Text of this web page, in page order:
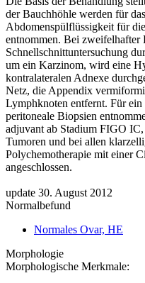
der Bauchhöhle werden für
Abdomenspülflüssigkeit für
entnommen. Bei zweifelhafter
Schnellschnittuntersuchung
um ein Karzinom, wird eine
kontralateralen Adnexe
Netz, die Appendix
Lymphknoten entfernt. Für
peritoneale Biopsien
adjuvant ab Stadium FIGO
Tumoren und bei allen
Polychemotherapie mit einer
angeschlossen.
update 30. August 2012
Normalbefund
Normales Ovar, HE
Morphologie
Morphologische Merkmale: